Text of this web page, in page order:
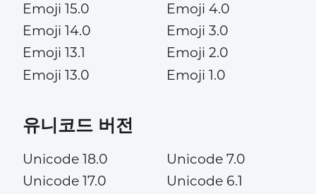
Emoji 15.0
Emoji 14.0
Emoji 13.1
Emoji 13.0
Emoji 4.0
Emoji 3.0
Emoji 2.0
Emoji 1.0
유니코드 버전
Unicode 18.0
Unicode 17.0
Unicode 7.0
Unicode 6.1